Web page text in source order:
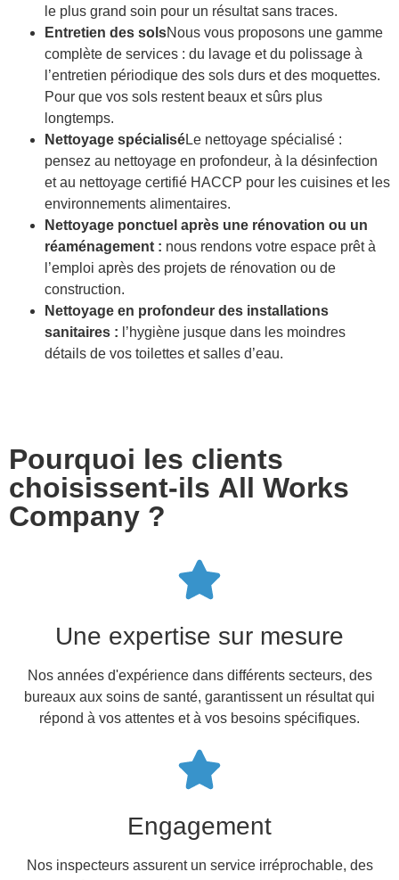
le plus grand soin pour un résultat sans traces.
Entretien des solsNous vous proposons une gamme
complète de services : du lavage et du polissage à
l’entretien périodique des sols durs et des moquettes.
Pour que vos sols restent beaux et sûrs plus
longtemps.
Nettoyage spécialiséLe nettoyage spécialisé :
pensez au nettoyage en profondeur, à la désinfection
et au nettoyage certifié HACCP pour les cuisines et les
environnements alimentaires.
Nettoyage ponctuel après une rénovation ou un
réaménagement : nous rendons votre espace prêt à
l’emploi après des projets de rénovation ou de
construction.
Nettoyage en profondeur des installations
sanitaires : l’hygiène jusque dans les moindres
détails de vos toilettes et salles d’eau.
Pourquoi les clients
choisissent-ils All Works
Company ?
Une expertise sur mesure
Nos années d'expérience dans différents secteurs, des
bureaux aux soins de santé, garantissent un résultat qui
répond à vos attentes et à vos besoins spécifiques.
Engagement
Nos inspecteurs assurent un service irréprochable, des